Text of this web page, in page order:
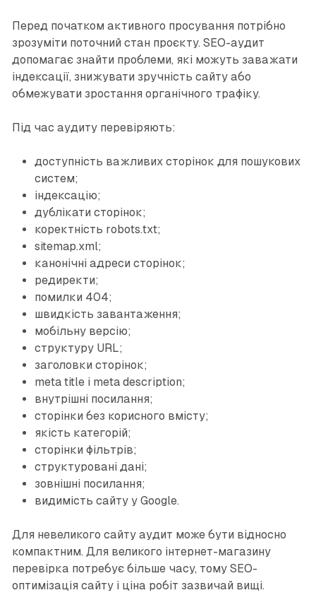
Перед початком активного просування потрібно
зрозуміти поточний стан проєкту. SEO-аудит
допомагає знайти проблеми, які можуть заважати
індексації, знижувати зручність сайту або
обмежувати зростання органічного трафіку.
Під час аудиту перевіряють:
доступність важливих сторінок для пошукових
систем;
індексацію;
дублікати сторінок;
коректність robots.txt;
sitemap.xml;
канонічні адреси сторінок;
редиректи;
помилки 404;
швидкість завантаження;
мобільну версію;
структуру URL;
заголовки сторінок;
meta title і meta description;
внутрішні посилання;
сторінки без корисного вмісту;
якість категорій;
сторінки фільтрів;
структуровані дані;
зовнішні посилання;
видимість сайту у Google.
Для невеликого сайту аудит може бути відносно
компактним. Для великого інтернет-магазину
перевірка потребує більше часу, тому SEO-
оптимізація сайту і ціна робіт зазвичай вищі.